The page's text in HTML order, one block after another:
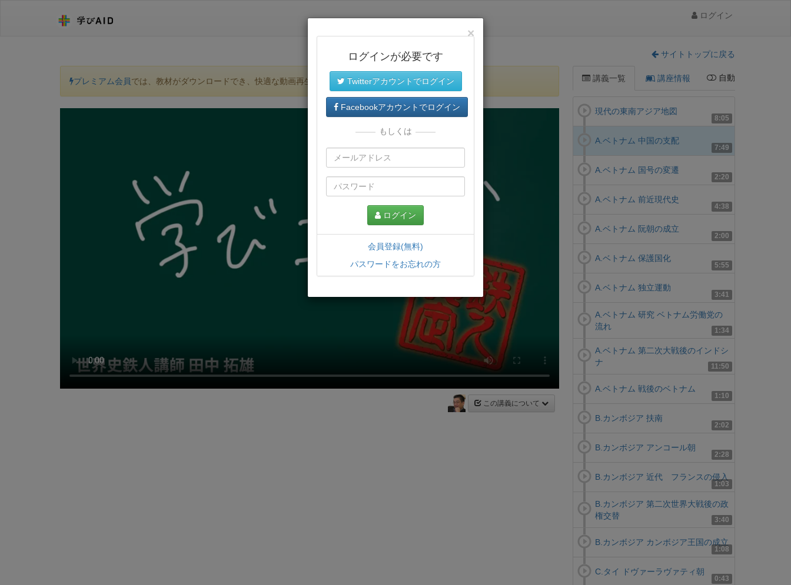
ログイン
サイトトップに戻る
プレミアム会員では、教材がダウンロードでき、快適な動画再生環境が提供されます。
この講義について
講義一覧 講座情報 自動
8:05
現代の東南アジア地図
7:49
A.ベトナム 中国の支配
2:20
A.ベトナム 国号の変遷
4:38
A.ベトナム 前近現代史
2:00
A.ベトナム 阮朝の成立
5:55
A.ベトナム 保護国化
3:41
A.ベトナム 独立運動
1:34
A.ベトナム 研究 ベトナム労働党の
流れ
11:50
A.ベトナム 第二次大戦後のインドシ
ナ
1:10
A.ベトナム 戦後のベトナム
2:02
B.カンボジア 扶南
2:28
B.カンボジア アンコール朝
1:03
B.カンボジア 近代 フランスの侵入
3:40
B.カンボジア 第二次世界大戦後の政
権交替
1:08
B.カンボジア カンボジア王国の成立
0:43
C.タイ ドヴァーラヴァティ朝
×
ログインが必要です
Twitterアカウントでログイン
Facebookアカウントでログイン
もしくは
ログイン
会員登録(無料)
パスワードをお忘れの方